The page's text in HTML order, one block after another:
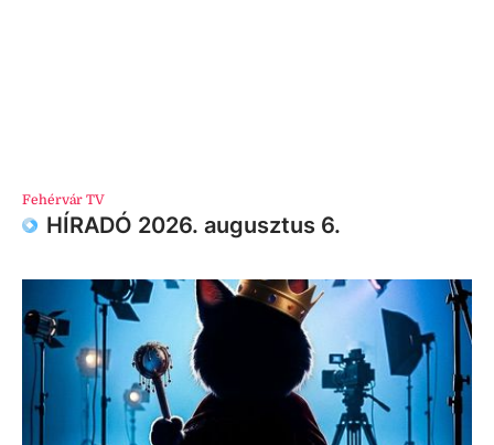
Fehérvár TV
HÍRADÓ 2026. augusztus 6.